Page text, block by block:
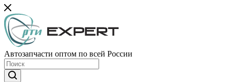
Автозапчасти оптом по всей России